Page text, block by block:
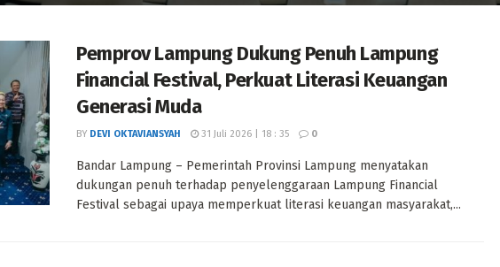
Pemprov Lampung Dukung Penuh Lampung
Financial Festival, Perkuat Literasi Keuangan
Generasi Muda
BY DEVI OKTAVIANSYAH 31 Juli 2026 | 18 : 35 0
Bandar Lampung – Pemerintah Provinsi Lampung menyatakan
dukungan penuh terhadap penyelenggaraan Lampung Financial
Festival sebagai upaya memperkuat literasi keuangan masyarakat,...